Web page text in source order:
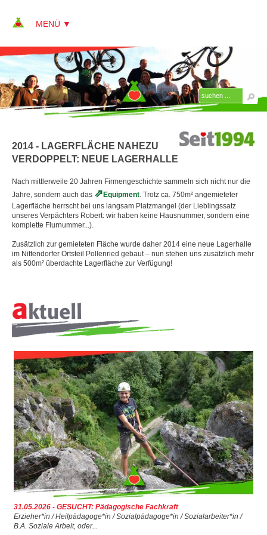
ÜBER KAP
Philosphie
Meilensteine seit 1994
1994 - Gründung des KAP-Institutes
1995 - Start der Zusatzqualifikation
Erlebnispädagogik
1997 - 2001 - internationale Projekte "Jugend für
Europa"
Regensburg
2001 - Gewerbeanmeldung von KAP-Equipment
2001 - Umzug in die heutige Zentrale nach Undorf
2001 - Kooperation mit dem Landesjugendamt
Sachsen Anhalt
2001 - Start der Zusatzqualifikation
Erlebnistherapie
2002 - Die Internetpräsenz des KAP-Instituts
www.kap-outdoor.de ist fertig gestellt!
2003 - ZQ EP: neues Ausbildungskonzept wird
▼
2014 - LAGERFLÄCHE NAHEZU
VERDOPPELT: NEUE LAGERHALLE
Nach mittlerweile 20 Jahren Firmengeschichte sammeln sich nicht nur die
Jahre, sondern auch das
Equipment . Trotz ca. 750m² angemieteter
Lagerfläche herrscht bei uns langsam Platzmangel (der Lieblingssatz
unseres Verpächters Robert: wir haben keine Hausnummer, sondern eine
komplette Flurnummer...).
Zusätzlich zur gemieteten Fläche wurde daher 2014 eine neue Lagerhalle
im Nittendorfer Ortsteil Pollenried gebaut – nun stehen uns zusätzlich mehr
als 500m² überdachte Lagerfläche zur Verfügung!
UNS
31.05.2026 - GESUCHT: Pädagogische Fachkraft
Erzieher*in / Heilpädagoge*in / Sozialpädagoge*in / Sozialarbeiter*in /
B.A. Soziale Arbeit, oder...